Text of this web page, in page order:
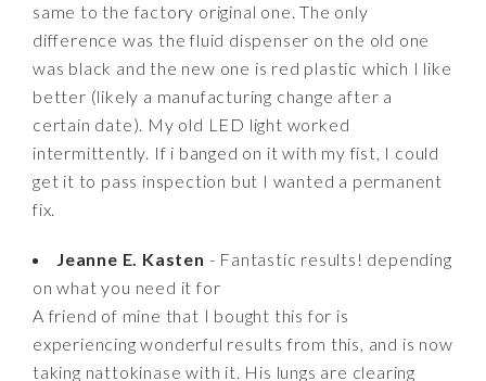
same to the factory original one. The only
difference was the fluid dispenser on the old one
was black and the new one is red plastic which I like
better (likely a manufacturing change after a
certain date). My old LED light worked
intermittently. If i banged on it with my fist, I could
get it to pass inspection but I wanted a permanent
fix.
Jeanne E. Kasten - Fantastic results! depending
on what you need it for
A friend of mine that I bought this for is
experiencing wonderful results from this, and is now
taking nattokinase with it. His lungs are clearing